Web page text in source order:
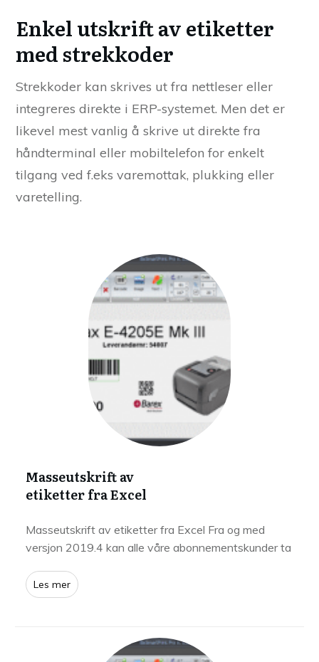
Enkel utskrift av etiketter
med strekkoder
Strekkoder kan skrives ut fra nettleser eller
integreres direkte i ERP-systemet. Men det er
likevel mest vanlig å skrive ut direkte fra
håndterminal eller mobiltelefon for enkelt
tilgang ved f.eks varemottak, plukking eller
varetelling.
Masseutskrift av
etiketter fra Excel
Masseutskrift av etiketter fra Excel Fra og med
versjon 2019.4 kan alle våre abonnementskunder ta
Les mer